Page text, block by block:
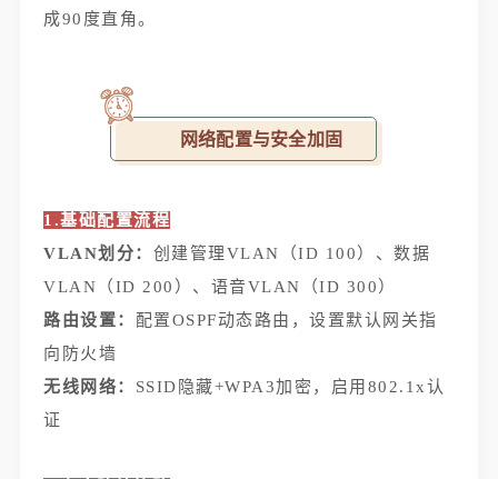
成90度直角。
网络配置与安全加固
1.基础配置流程
VLAN划分： 创建管理VLAN（ID 100）、数据
VLAN（ID 200）、语音VLAN（ID 300）
路由设置： 配置OSPF动态路由，设置默认网关指
向防火墙
无线网络： SSID隐藏+WPA3加密，启用802.1x认
证